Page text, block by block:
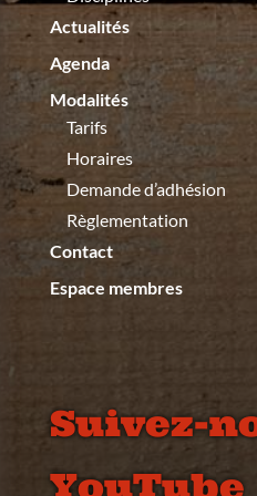
Actualités
Agenda
Modalités
Tarifs
Horaires
Demande d’adhésion
Règlementation
Contact
Espace membres
Suivez-
YouTube